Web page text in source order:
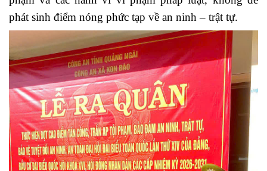
phát sinh điểm nóng phức tạp về an ninh – trật tự.